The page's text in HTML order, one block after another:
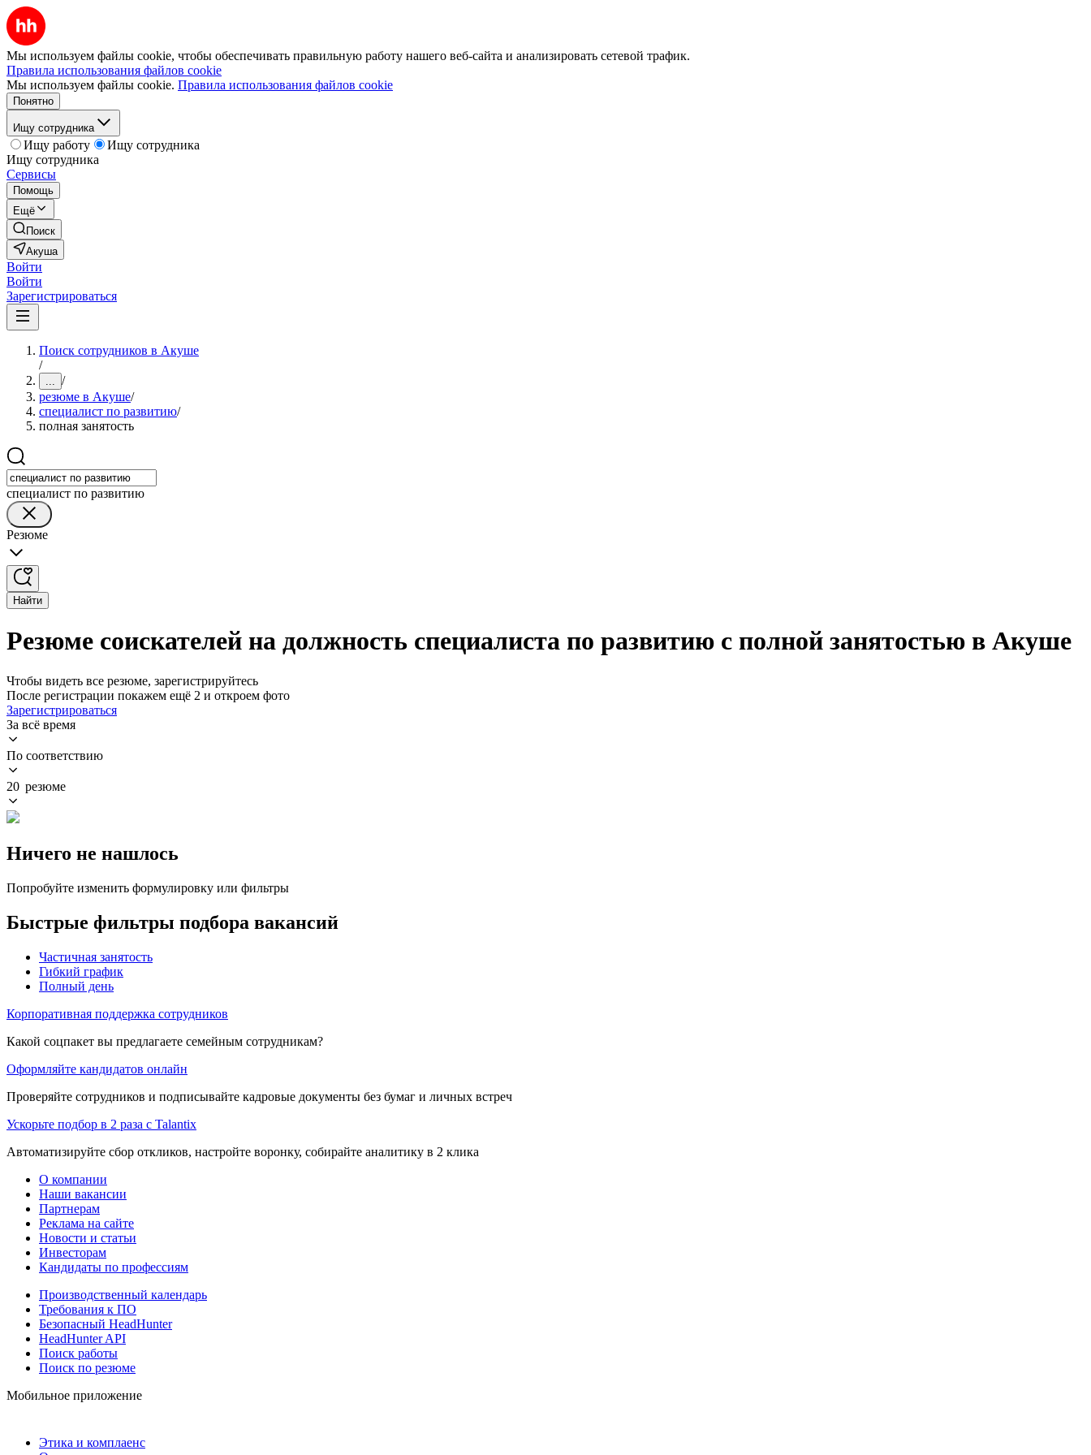
Мы используем файлы cookie, чтобы обеспечивать правильную работу нашего веб-сайта и анализировать сетевой трафик.
Правила использования файлов cookie
Мы используем файлы cookie. Правила использования файлов cookie
Понятно
Ищу сотрудника
Ищу работу
Ищу сотрудника
Ищу сотрудника
Сервисы
Помощь
Ещё
Поиск
Акуша
Войти
Войти
Зарегистрироваться
Поиск сотрудников в Акуше
/
... /
резюме в Акуше/
специалист по развитию/
полная занятость
специалист по развитию
Резюме
Найти
Резюме соискателей на должность специалиста по развитию с полной занятостью в Акуше
Чтобы видеть все резюме, зарегистрируйтесь
После регистрации покажем ещё 2 и откроем фото
Зарегистрироваться
За всё время
По соответствию
20 резюме
Ничего не нашлось
Попробуйте изменить формулировку или фильтры
Быстрые фильтры подбора вакансий
Частичная занятость
Гибкий график
Полный день
Корпоративная поддержка сотрудников
Какой соцпакет вы предлагаете семейным сотрудникам?
Оформляйте кандидатов онлайн
Проверяйте сотрудников и подписывайте кадровые документы без бумаг и личных встреч
Ускорьте подбор в 2 раза с Talantix
Автоматизируйте сбор откликов, настройте воронку, собирайте аналитику в 2 клика
О компании
Наши вакансии
Партнерам
Реклама на сайте
Новости и статьи
Инвесторам
Кандидаты по профессиям
Производственный календарь
Требования к ПО
Безопасный HeadHunter
HeadHunter API
Поиск работы
Поиск по резюме
Мобильное приложение
Этика и комплаенс